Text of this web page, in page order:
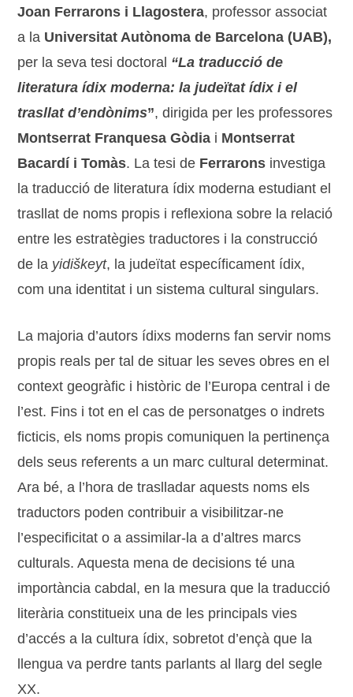
Joan Ferrarons i Llagostera, professor associat
a la Universitat Autònoma de Barcelona (UAB),
per la seva tesi doctoral “La traducció de
literatura ídix moderna: la judeïtat ídix i el
trasllat d’endònims”, dirigida per les professores
Montserrat Franquesa Gòdia i Montserrat
Bacardí i Tomàs. La tesi de Ferrarons investiga
la traducció de literatura ídix moderna estudiant el
trasllat de noms propis i reflexiona sobre la relació
entre les estratègies traductores i la construcció
de la yidiškeyt, la judeïtat específicament ídix,
com una identitat i un sistema cultural singulars.
La majoria d’autors ídixs moderns fan servir noms
propis reals per tal de situar les seves obres en el
context geogràfic i històric de l’Europa central i de
l’est. Fins i tot en el cas de personatges o indrets
ficticis, els noms propis comuniquen la pertinença
dels seus referents a un marc cultural determinat.
Ara bé, a l’hora de traslladar aquests noms els
traductors poden contribuir a visibilitzar-ne
l’especificitat o a assimilar-la a d’altres marcs
culturals. Aquesta mena de decisions té una
importància cabdal, en la mesura que la traducció
literària constitueix una de les principals vies
d’accés a la cultura ídix, sobretot d’ençà que la
llengua va perdre tants parlants al llarg del segle
XX.